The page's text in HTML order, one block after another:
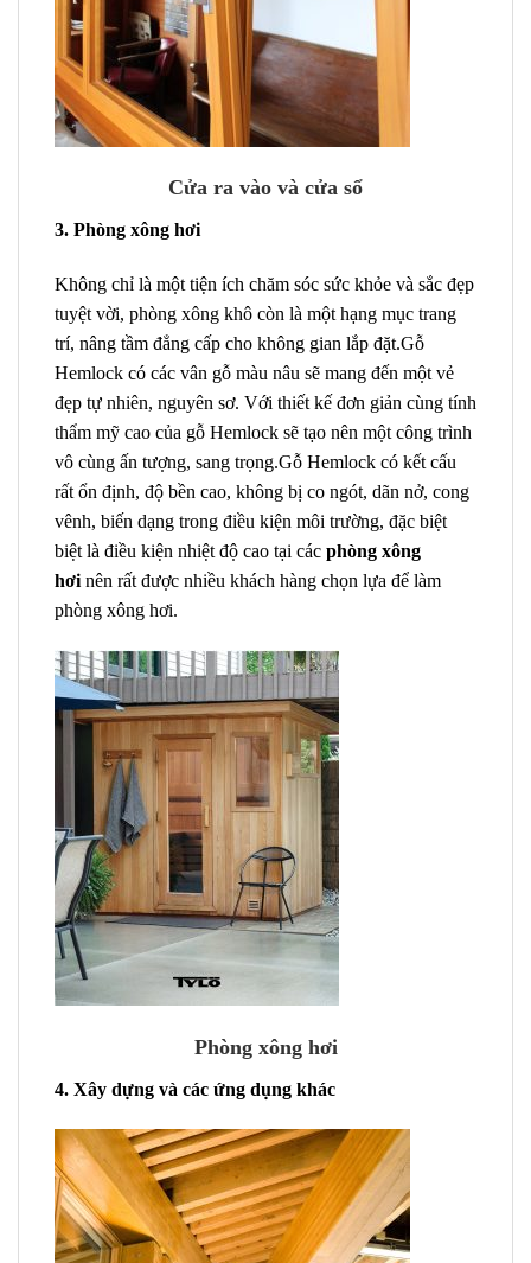
Cửa ra vào và cửa sổ
3. Phòng xông hơi
Không chỉ là một tiện ích chăm sóc sức khỏe và sắc đẹp
tuyệt vời, phòng xông khô còn là một hạng mục trang
trí, nâng tầm đẳng cấp cho không gian lắp đặt.Gỗ
Hemlock có các vân gỗ màu nâu sẽ mang đến một vẻ
đẹp tự nhiên, nguyên sơ. Với thiết kế đơn giản cùng tính
thẩm mỹ cao của gỗ Hemlock sẽ tạo nên một công trình
vô cùng ấn tượng, sang trọng.Gỗ Hemlock có kết cấu
rất ổn định, độ bền cao, không bị co ngót, dãn nở, cong
vênh, biến dạng trong điều kiện môi trường, đặc biệt
biệt là điều kiện nhiệt độ cao tại các phòng xông
hơi nên rất được nhiều khách hàng chọn lựa để làm
phòng xông hơi.
Phòng xông hơi
4. Xây dựng và các ứng dụng khác